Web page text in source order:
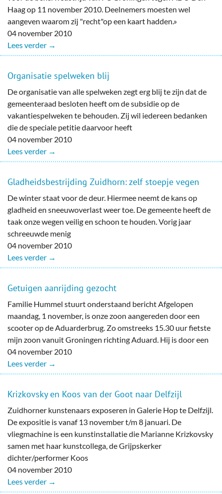
Haag op 11 november 2010. Deelnemers moesten wel
aangeven waarom zij "recht"op een kaart hadden.»
04 november 2010
Lees verder →
Organisatie spelweken blij
De organisatie van alle spelweken zegt erg blij te zijn dat de
gemeenteraad besloten heeft om de subsidie op de
vakantiespelweken te behouden. Zij wil iedereen bedanken
die de speciale petitie daarvoor heeft
04 november 2010
Lees verder →
Gladheidsbestrijding Zuidhorn: zelf stoepje vegen
De winter staat voor de deur. Hiermee neemt de kans op
gladheid en sneeuwoverlast weer toe. De gemeente heeft de
taak onze wegen veilig en schoon te houden. Vorig jaar
schreeuwde menig
04 november 2010
Lees verder →
Getuigen aanrijding gezocht
Familie Hummel stuurt onderstaand bericht Afgelopen
maandag, 1 november, is onze zoon aangereden door een
scooter op de Aduarderbrug. Zo omstreeks 15.30 uur fietste
mijn zoon vanuit Groningen richting Aduard. Hij is door een
04 november 2010
Lees verder →
Krizkovsky en Koos van der Goot naar Delfzijl
Zuidhorner kunstenaars exposeren in Galerie Hop te Delfzijl.
De expositie is vanaf 13 november t/m 8 januari. De
vliegmachine is een kunstinstallatie die Marianne Krizkovsky
samen met haar kunstcollega, de Grijpskerker
dichter/performer Koos
04 november 2010
Lees verder →